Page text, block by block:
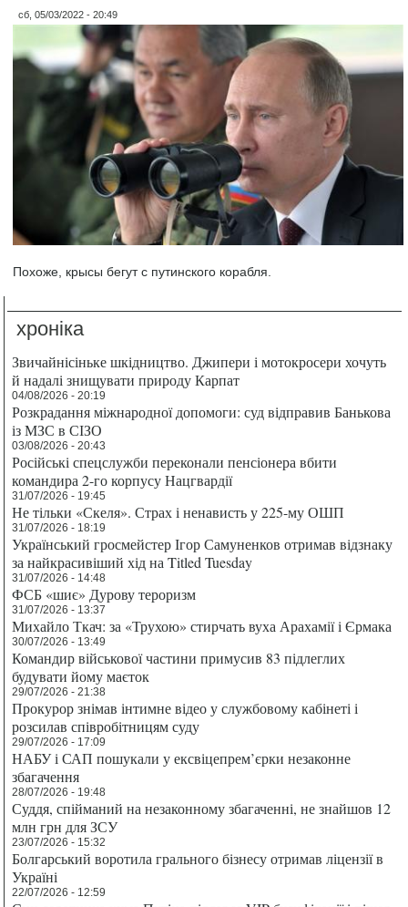
сб, 05/03/2022 - 20:49
Похоже, крысы бегут с путинского корабля.
хроніка
Звичайнісіньке шкідництво. Джипери і мотокросери хочуть
й надалі знищувати природу Карпат
04/08/2026 - 20:19
Розкрадання міжнародної допомоги: суд відправив Банькова
із МЗС в СІЗО
03/08/2026 - 20:43
Російські спецслужби переконали пенсіонера вбити
командира 2-го корпусу Нацгвардії
31/07/2026 - 19:45
Не тільки «Скеля». Страх і ненависть у 225-му ОШП
31/07/2026 - 18:19
Український гросмейстер Ігор Самуненков отримав відзнаку
за найкрасивіший хід на Titled Tuesday
31/07/2026 - 14:48
ФСБ «шиє» Дурову тероризм
31/07/2026 - 13:37
Михайло Ткач: за «Трухою» стирчать вуха Арахамії і Єрмака
30/07/2026 - 13:49
Командир військової частини примусив 83 підлеглих
будувати йому маєток
29/07/2026 - 21:38
Прокурор знімав інтимне відео у службовому кабінеті і
розсилав співробітницям суду
29/07/2026 - 17:09
НАБУ і САП пошукали у ексвіцепрем’єрки незаконне
збагачення
28/07/2026 - 19:48
Суддя, спійманий на незаконному збагаченні, не знайшов 12
млн грн для ЗСУ
23/07/2026 - 15:32
Болгарський воротила грального бізнесу отримав ліцензії в
Україні
22/07/2026 - 12:59